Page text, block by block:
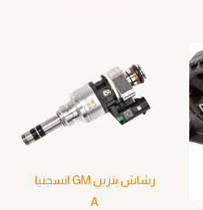
رشاش بنزين GM انسجنيا
A